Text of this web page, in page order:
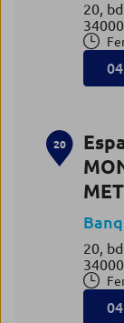
20,
20
20,